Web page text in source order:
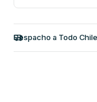
Despacho a Todo Chile